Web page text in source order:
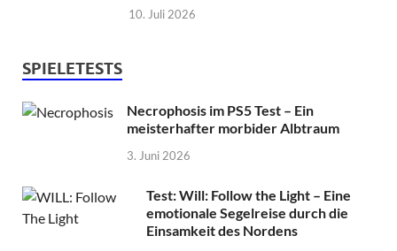
10. Juli 2026
SPIELETESTS
Necrophosis im PS5 Test – Ein
meisterhafter morbider Albtraum
3. Juni 2026
Test: Will: Follow the Light – Eine
emotionale Segelreise durch die
Einsamkeit des Nordens